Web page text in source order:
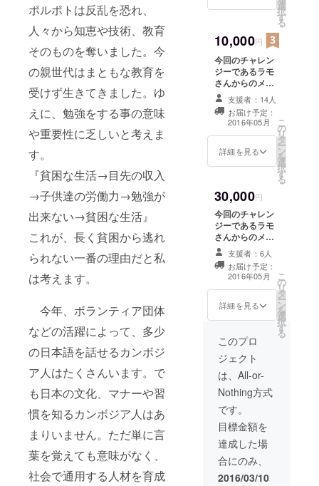
ポルポトは反乱を恐れ、
人々から知恵や技術、教育
そのものを奪いました。今
の親世代はまともな教育を
受けず生きてきました。ゆ
えに、勉強をする事の意味
や重要性に乏しいと考えま
す。
『貧困な生活→目先の収入
→子供達の労働力→勉強が
出来ない→貧困な生活』
これが、長く貧困から逃れ
られない一番の理由だと私
は考えます。
今年、ボランティア団体
などの活躍によって、多少
の日本語を話せるカンボジ
ア人はたくさんいます。で
も日本の文化、マナーや習
慣を知るカンボジア人はあ
まりいません。ただ単に言
葉を覚えても意味がなく、
社会で通用する人材を育成
ジアの国際
交流の増進
に寄与する
ことを目的
としていま
す。
選
択
す
る
10,000円
今回のチャレン
ジーであるラモ
さんからのメッ
セージをカンボ
ジアの絵葉書と
カンボジア名産
のコショーの
セットと、京都
で５月に開催す
無料でご招待し
ます。
支援者：14人
お届け予定：
2016年05月
詳細を見る
こ
の
リ
タ
ー
ン
を
選
択
す
る
30,000円
今回のチャレン
ジーであるラモ
さんからのメッ
セージをカンボ
ジアの絵葉書と
カンボジア名産
のコショーの
セットと、京都
で５月に開催す
トークショーへ
無料でご招待と
カンボジア研修
３日間（宿泊
費、ガイド代、
カンボジア国内
移動費）を無料
でご招待しま
す。（渡航費用
とVISA代はご負
担いただきま
す。）
支援者：6人
お届け予定：
2016年05月
詳細を見る
こ
の
リ
タ
ー
ン
を
選
択
す
る
このプロ
ジェクト
は、All-or-
Nothing方式
です。
目標金額を
達成した場
合にのみ、
2016/03/10